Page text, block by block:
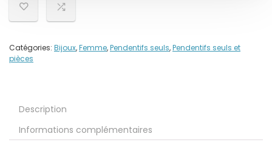
Catégories: Bijoux,Femme,Pendentifs seuls,Pendentifs seuls et
pièces
Description
Informations complémentaires